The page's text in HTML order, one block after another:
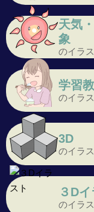
天気
象
のイラ
学習
のイラ
3D
のイラ
３D
のイラ